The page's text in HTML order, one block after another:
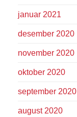
januar 2021
desember 2020
november 2020
oktober 2020
september 2020
august 2020